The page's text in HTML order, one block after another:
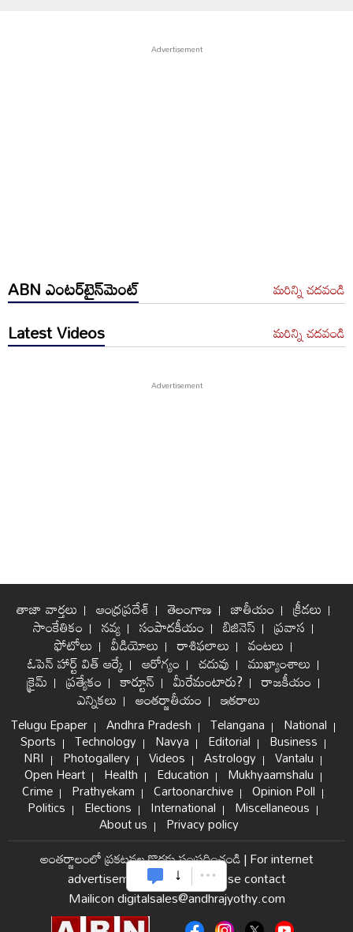
ABN ఎంటర్‌టైన్‌మెంట్ మరిన్ని చదవండి
Latest Videos మరిన్ని చదవండి
తాజా వార్తలు ఆంధ్రప్రదేశ్ తెలంగాణ జాతీయం క్రీడలు
సాంకేతికం నవ్య సంపాదకీయం బిజినెస్ ప్రవాస
ఫోటోలు వీడియోలు రాశిఫలాలు వంటలు
ఓపెన్ హార్ట్ విత్ ఆర్కే ఆరోగ్యం చదువు ముఖ్యాంశాలు
క్రైమ్ ప్రత్యేకం కార్టూన్ మీరేమంటారు? రాజకీయం
ఎన్నికలు అంతర్జాతీయం ఇతరాలు
Telugu Epaper Andhra Pradesh Telangana National
Sports Technology Navya Editorial Business
NRI Photogallery Videos Astrology Vantalu
Open Heart Health Education Mukhyaamshalu
Crime Prathyekam Cartoonarchive Opinion Poll
Politics Elections International Miscellaneous
About us Privacy policy
అంతర్జాలంలో ప్రకటనల కొరకు సంప్రదించండి|For internet
advertisement and sales please contact
Mailicon digitalsales@andhrajyothy.com